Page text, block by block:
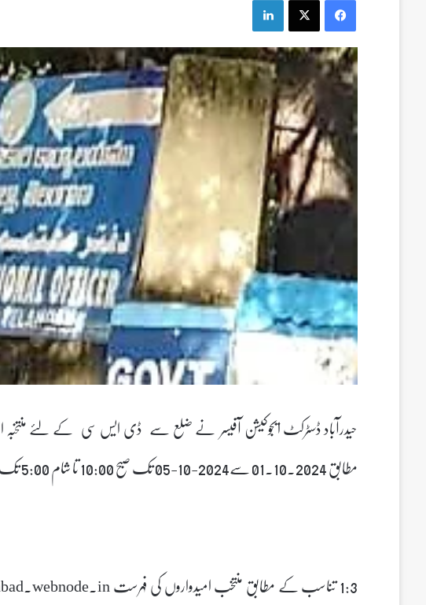
مطابق 01.10.2024 سے2024-10-05 تک صبح 10:00 تا شام 5:00 تک اسنادات کی تصدیق کے لیے حاضر ہوں۔